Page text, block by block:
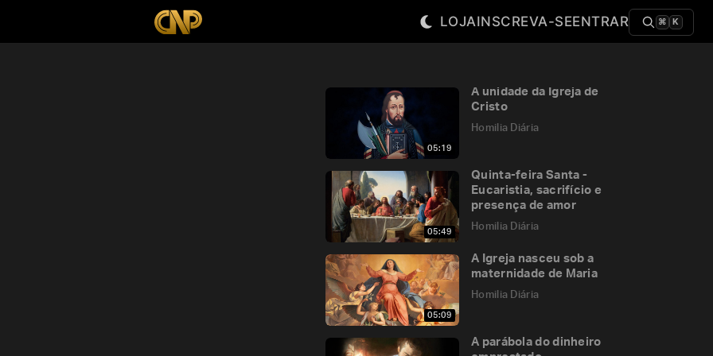
LOJAINSCREVA-SEENTRAR ⌘ K
05:19
A unidade da Igreja de
Cristo
Homilia Diária
05:49
Quinta-feira Santa -
Eucaristia, sacrifício e
presença de amor
Homilia Diária
05:09
A Igreja nasceu sob a
maternidade de Maria
Homilia Diária
A parábola do dinheiro